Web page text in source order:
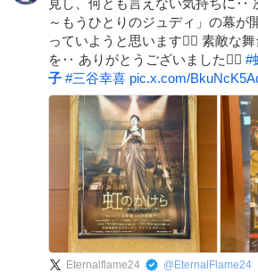
見し、何とも言えない気持ちに‥
～もうひとりのジュディ」の幕が
っていようと思います🙋‍♀️ 素敵な
を‥ ありがとうございました🙇‍♀️ #
子 #三谷幸喜 pic.x.com/
Eternalflame24 @ EternalFlame24